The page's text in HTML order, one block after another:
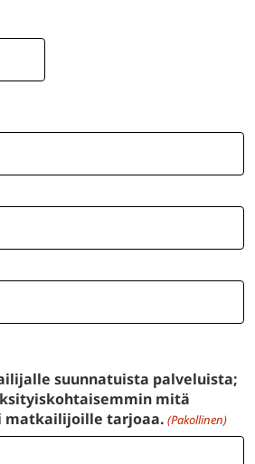
suunnatuista palveluista;
mitä
matkailijoille tarjoaa. (Pakollinen)